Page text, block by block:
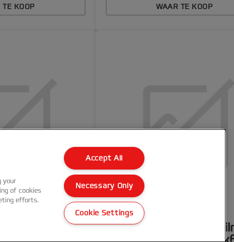
TE KOOP WAAR TE KOOP
GBC NAP2
your
of cookies
efforts.
Accept All
Necessary Only
Cookie Settings